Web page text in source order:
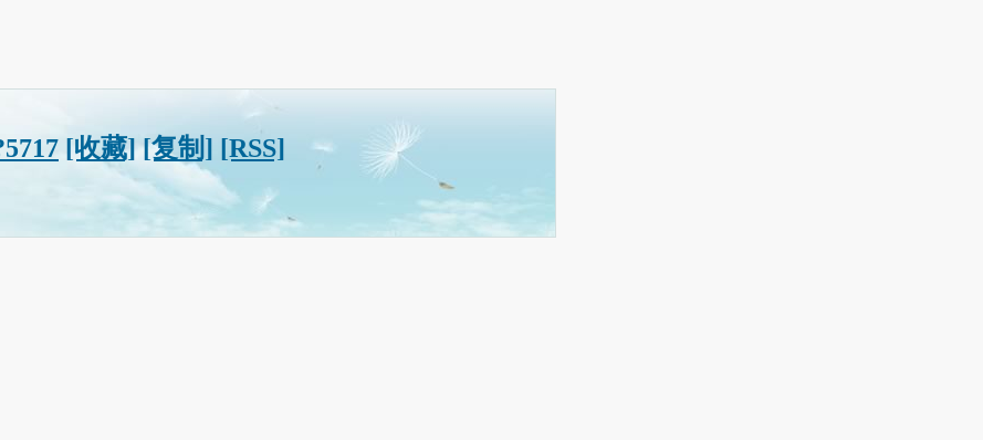
[收藏] [复制] [RSS]